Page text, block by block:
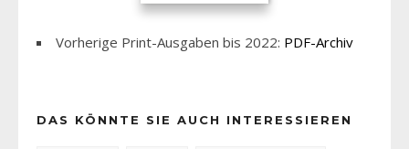
Vorherige Print-Ausgaben bis 2022: PDF-Archiv
DAS KÖNNTE SIE AUCH INTERESSIEREN